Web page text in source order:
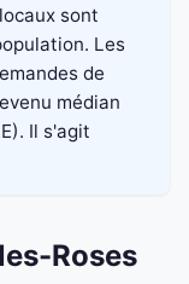
sont
Les
de
médian
Il s'agit
Roses